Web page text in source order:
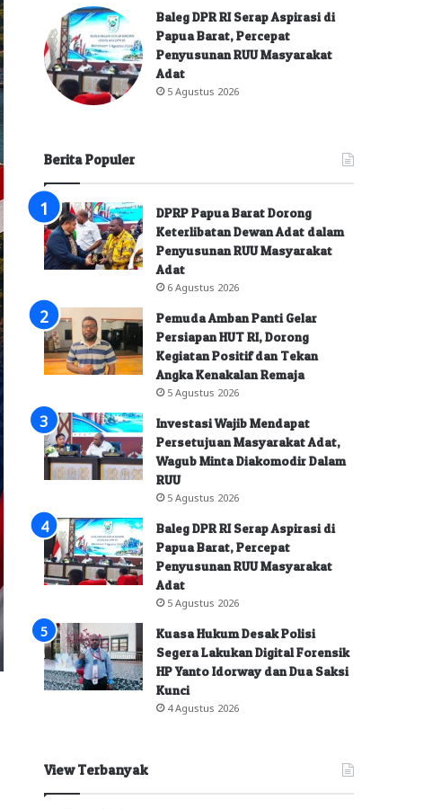
Baleg DPR RI Serap Aspirasi di
Papua Barat, Percepat
Penyusunan RUU Masyarakat
Adat
5 Agustus 2026
Berita Populer
DPRP Papua Barat Dorong
Keterlibatan Dewan Adat dalam
Penyusunan RUU Masyarakat
Adat
6 Agustus 2026
Pemuda Amban Panti Gelar
Persiapan HUT RI, Dorong
Kegiatan Positif dan Tekan
Angka Kenakalan Remaja
5 Agustus 2026
Investasi Wajib Mendapat
Persetujuan Masyarakat Adat,
Wagub Minta Diakomodir Dalam
RUU
5 Agustus 2026
Baleg DPR RI Serap Aspirasi di
Papua Barat, Percepat
Penyusunan RUU Masyarakat
Adat
5 Agustus 2026
Kuasa Hukum Desak Polisi
Segera Lakukan Digital Forensik
HP Yanto Idorway dan Dua Saksi
Kunci
4 Agustus 2026
View Terbanyak